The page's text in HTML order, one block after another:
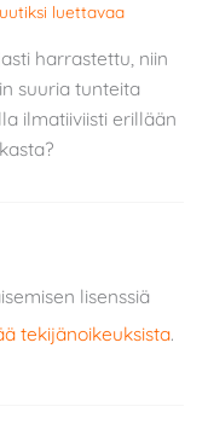
luettavaa
harrastettu, niin
suuria tunteita
ilmatiiviisti erillään
lisenssiä
tekijänoikeuksista.